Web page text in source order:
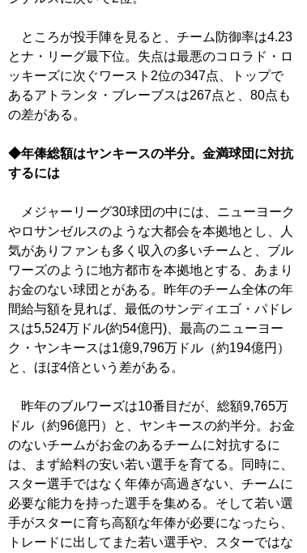
ところが投手陣を見ると、チーム防御率は4.23
とナ・リーグ最下位。失点は最悪のコロラド・ロ
ッキーズに次ぐワースト2位の347点、トップで
あるアトランタ・ブレーブスは267点と、80点も
の差がある。
◆年俸総額はヤンキースの半分。金満球団に対抗
するには
メジャーリーグ30球団の中には、ニューヨーク
やロサンゼルスのような大都会を本拠地とし、人
気がありファンも多く収入の多いチームと、ブル
ワーズのように地方都市を本拠地とする、あまり
お金のない球団とがある。昨年のチーム全体の年
間給与額を見れば、最低のサンディエゴ・パドレ
スは5,524万ドル(約54億円)、最高のニューヨー
ク・ヤンキースは1億9,796万ドル（約194億円）
と、ほぼ4倍という差がある。
昨年のブルワーズは10番目だが、総額9,765万
ドル（約96億円）と、ヤンキースの約半分。お金
のないチームがお金のあるチームに対抗するに
は、まず給料の安い若い選手を育てる。同時に、
スター選手ではなく年俸が高過ぎない、チームに
必要な能力を持った選手を集める。そして若い選
手がスターに育ち高額な年俸が必要になったら、
トレードに出してまた若い選手や、スターではな